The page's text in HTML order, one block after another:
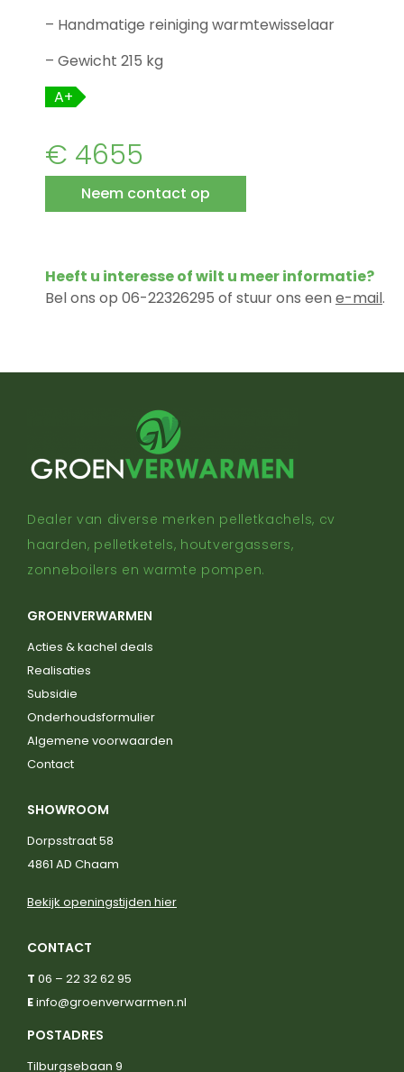
– Handmatige reiniging warmtewisselaar
– Gewicht 215 kg
A+
€ 4655
Neem contact op
Heeft u interesse of wilt u meer informatie?
Bel ons op 06-22326295 of stuur ons een e-mail.
Dealer van diverse merken pelletkachels, cv
haarden, pelletketels, houtvergassers,
zonneboilers en warmte pompen.
GROENVERWARMEN
Acties & kachel deals
Realisaties
Subsidie
Onderhoudsformulier
Algemene voorwaarden
Contact
SHOWROOM
Dorpsstraat 58
4861 AD Chaam
Bekijk openingstijden hier
CONTACT
T 06 – 22 32 62 95
Einfo@groenverwarmen.nl
POSTADRES
Tilburgsebaan 9